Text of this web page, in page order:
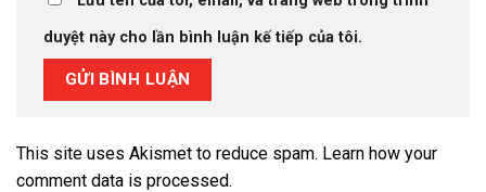
duyệt này cho lần bình luận kế tiếp của tôi.
This site uses Akismet to reduce spam. Learn how your
comment data is processed.